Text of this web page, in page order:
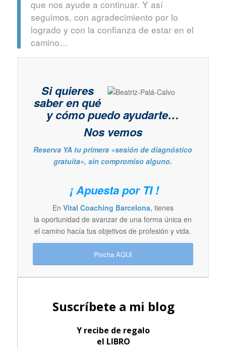
que nos ayude a continuar. Y así
seguimos, con agradecimiento por lo
logrado y con la confianza de estar en el
camino…
Si quieres
saber en qué
y cómo puedo ayudarte…
Nos vemos
Reserva YA tu primera «sesión de diagnóstico
gratuita», sin compromiso alguno.
¡ Apuesta por TI !
En Vital Coaching Barcelona, tienes
la oportunidad de avanzar de una forma única en
el camino hacía tus objetivos de profesión y vida.
Pincha AQUI